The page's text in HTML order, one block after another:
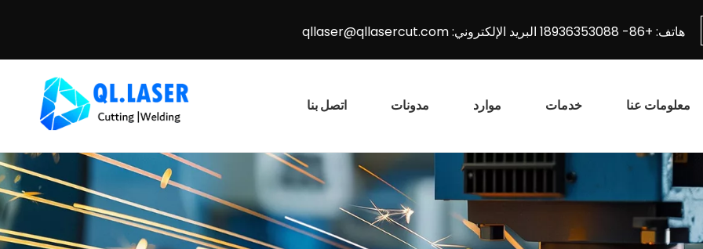
هاتف: +86- 18936353088 البريد الإلكتروني: qllaser@qllasercut.com
معلومات عنا خدمات موارد مدونات اتصل بنا